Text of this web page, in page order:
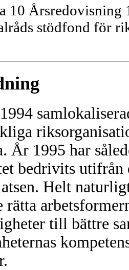
10 Årsredovisning
stödfond för
År 1995 har
bedrivits utifrån
Helt
rätta
till bättre